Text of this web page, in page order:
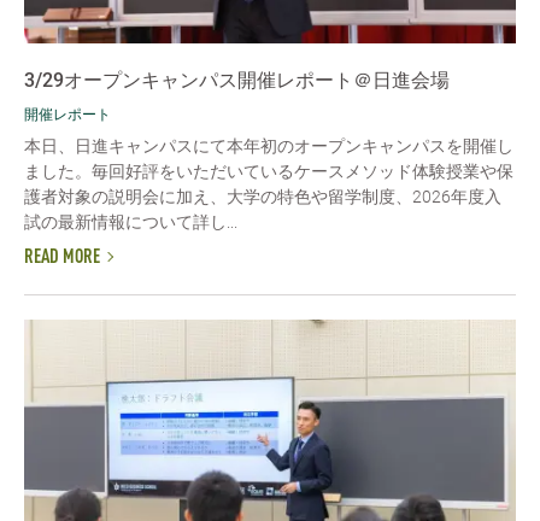
3/29オープンキャンパス開催レポート＠日進会場
開催レポート
本日、日進キャンパスにて本年初のオープンキャンパスを開催し
ました。毎回好評をいただいているケースメソッド体験授業や保
護者対象の説明会に加え、大学の特色や留学制度、2026年度入
試の最新情報について詳し...
READ MORE